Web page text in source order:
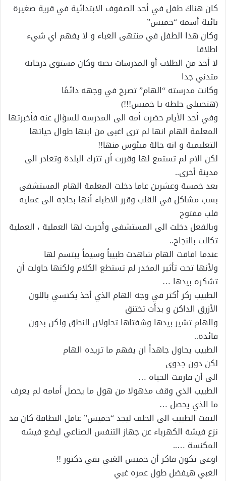
كان هناك طفل في أحد الصفوف الابتدائية في قرية صغيرة
نائية أسمه “خميس”
وكان هذا الطفل في منتهى الغباء و لا يفهم اي شيء
اطلاقا
لا أحد من الطلاب أو المدرسات يحبه وكان مستوى درجاته
متدني جدا
وكانت مدرسته “الهام” تصرخ في وجهه دائمًا
(هتجيبلي جلطه يا خميس!!!)
وفي أحد الأيام حضرت أمه الى المدرسة للسؤال عنه فأخبرتها
المعلمة الهام انها لم ترى اغبى من ابنها طوال حياتها
التعليمية و انه حالة ميئوس منها!!
لكن الام لم تستمع لها وقررت أن تترك البلدة وتغادر الى
مدينة أخرى..
بعد خمسة وعشرين عاما دخلت المعلمة الهام المستشفى
بسب مشاكل في القلب وقرر الاطباء أنها بحاجة الى عملية
قلب مفتوح
وبالفعل دخلت الى المستشفى وأجريت لها العملية ، العملية
تكللت بالنجاح..
عندما افاقت الهام شاهدت طبيباً وسيماً يبتسم لها
ولأنها تحت تأثير المخدر لم تستطع الكلام ولكنها حاولت أن
تشكره بيدها …
الطبيب ركز أكثر في وجه الهام الذي أخذ يكتسي باللون
الأزرق الداكن و بدأت تختنق
والهام تشير بيدها وشفتاها تحاولان النطق ولكن بدون
فائدة..
الطبيب يحاول جاهداً ان يفهم ما تريده الهام
لكن دون جدوى
الى أن فارقت الحياة …
الطبيب الذي وقف مذهولا من هول ما يحصل أمامه لم يعرف
ما الذي يحصل …
التفت الطبيب الى الخلف ليجد “خميس” عامل النظافة كان قد
نزع فيشة الكهرباء عن جهاز التنفس الصناعي ليضع فيشه
المكنسة …..
اوعى تكون فاكر أن خميس الغبي بقي دكتور !!
الغبي هيفضل طول عمره غبي